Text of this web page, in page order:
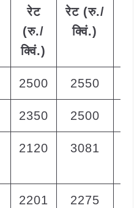
रेट
(रु./
क्विं.)
रेट (रु./
क्विं.)
2500 2550
2350 2500
2120 3081
2201 2275